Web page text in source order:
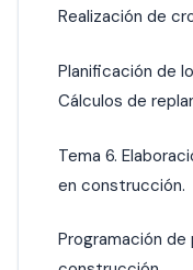
Realización de
Planificación de
Cálculos de
Tema 6.
en construcción.
Programación